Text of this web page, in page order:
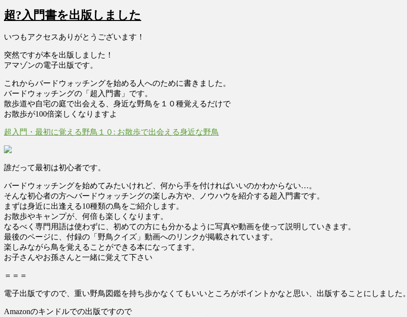
超?入門書を出版しました
いつもアクセスありがとうございます！
突然ですが本を出版しました！
アマゾンの電子出版です。
これからバードウォッチングを始める人へのために書きました。
バードウォッチングの「超入門書」です。
散歩道や自宅の庭で出会える、身近な野鳥を１０種覚えるだけで
お散歩が100倍楽しくなりますよ
超入門・最初に覚える野鳥１０: お散歩で出会える身近な野鳥
誰だって最初は初心者です。
バードウォッチングを始めてみたいけれど、何から手を付ければいいのかわからない…。
そんな初心者の方へバードウォッチングの楽しみ方や、ノウハウを紹介する超入門書です。
まずは身近に出逢える10種類の鳥をご紹介します。
お散歩やキャンプが、何倍も楽しくなります。
なるべく専門用語は使わずに、初めての方にも分かるように写真や動画を使って説明していきます。
最後のページに、付録の「野鳥クイズ」動画へのリンクが掲載されています。
楽しみながら鳥を覚えることができる本になってます。
お子さんやお孫さんと一緒に覚えて下さい
＝＝＝
電子出版ですので、重い野鳥図鑑を持ち歩かなくてもいいところがポイントかなと思い、出版することにしました。
Amazonのキンドルでの出版ですので